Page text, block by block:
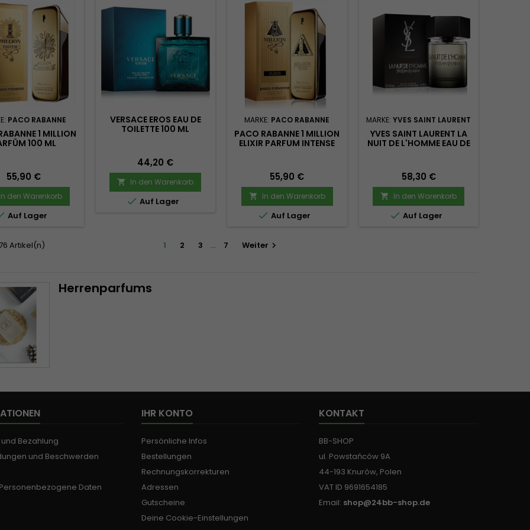
PACO RABANNE
1 MILLION
100 ML
Preis
55,90 €
In den Warenkorb
Auf Lager
VERSACE EROS EAU DE
TOILETTE 100 ML
Preis
44,20 €
 In den Warenkorb
 Auf Lager
MARKE: PACO RABANNE
PACO RABANNE 1 MILLION
ELIXIR PARFUM INTENSE
Preis
55,90 €
 In den Warenkorb
 Auf Lager
MARKE:YVES SAINT LAURENT
YVES SAINT LAURENT LA
NUIT DE L'HOMME EAU DE
Preis
58,30 €
 In den Warenkorb
 Auf Lager
Artikel(n) 1 2 3 … 7 Weiter 
Herrenparfums
Bezahlung
und Beschwerden
Daten
IHR KONTO
Persönliche Infos
Bestellungen
Rechnungskorrekturen
Adressen
Gutscheine
Deine Cookie-Einstellungen
KONTAKT
BB-SHOP
ul. Powstańców 9A
44-193 Knurów, Polen
VAT ID 9691654185
Email: shop@24bb-shop.de